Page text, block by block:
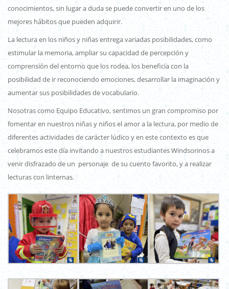
conocimientos, sin lugar a duda se puede convertir en uno de los
mejores hábitos que pueden adquirir.
La lectura en los niños y niñas entrega variadas posibilidades, como
estimular la memoria, ampliar su capacidad de percepción y
comprensión del entorno que los rodea, los beneficia con la
posibilidad de ir reconociendo emociones, desarrollar la imaginación y
aumentar sus posibilidades de vocabulario.
Nosotras como Equipo Educativo, sentimos un gran compromiso por
fomentar en nuestros niñas y niños el amor a la lectura, por medio de
diferentes actividades de carácter lúdico y en este contexto es que
celebramos este día invitando a nuestros estudiantes Windsorinos a
venir disfrazado de un personaje de su cuento favorito, y a realizar
lecturas con linternas.